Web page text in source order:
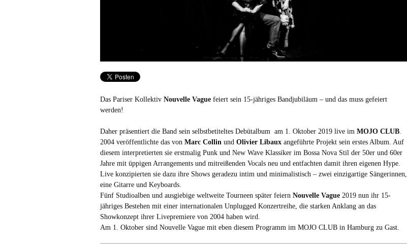
Das Pariser Kollektiv Nouvelle Vague feiert sein 15-jähriges Bandjubiläum – und das muss gefeiert
werden!
Daher präsentiert die Band sein selbstbetiteltes Debütalbum am 1. Oktober 2019 live im MOJO CLUB.
2004 veröffentlichte das von Marc Collin und Olivier Libaux angeführte Projekt sein erstes Album. Auf
diesem interpretierten sie erstmalig Punk und New Wave Klassiker im Bossa Nova Stil der 50er und 60er
Jahre mit üppigen Arrangements und mitreißenden Vocals neu und entfachten damit ihren eigenen Hype.
Live konzipierten sie dazu ihre Shows geradezu intim und minimalistisch – zwei einzigartige Sängerinnen,
eine Gitarre und Keyboards.
Fünf Studioalben und ausgiebige weltweite Tourneen später feiern Nouvelle Vague 2019 nun ihr 15-
jähriges Bestehen mit einer internationalen Unplugged Konzertreihe, die starken Anklang an das
Showkonzept ihrer Livepremiere von 2004 haben wird.
Am 1. Oktober sind Nouvelle Vague mit eben diesem Programm im MOJO CLUB in Hamburg zu Gast.